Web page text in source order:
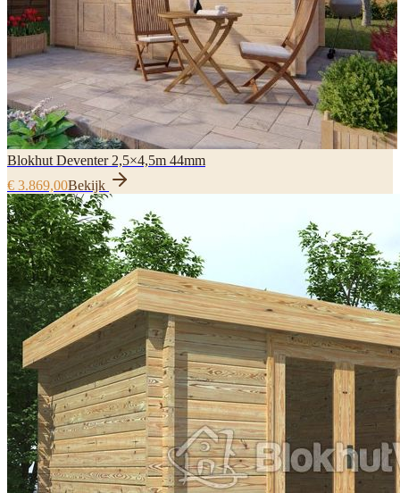
Blokhut Deventer 2,5×4,5m 44mm
€ 3.869,00Bekijk